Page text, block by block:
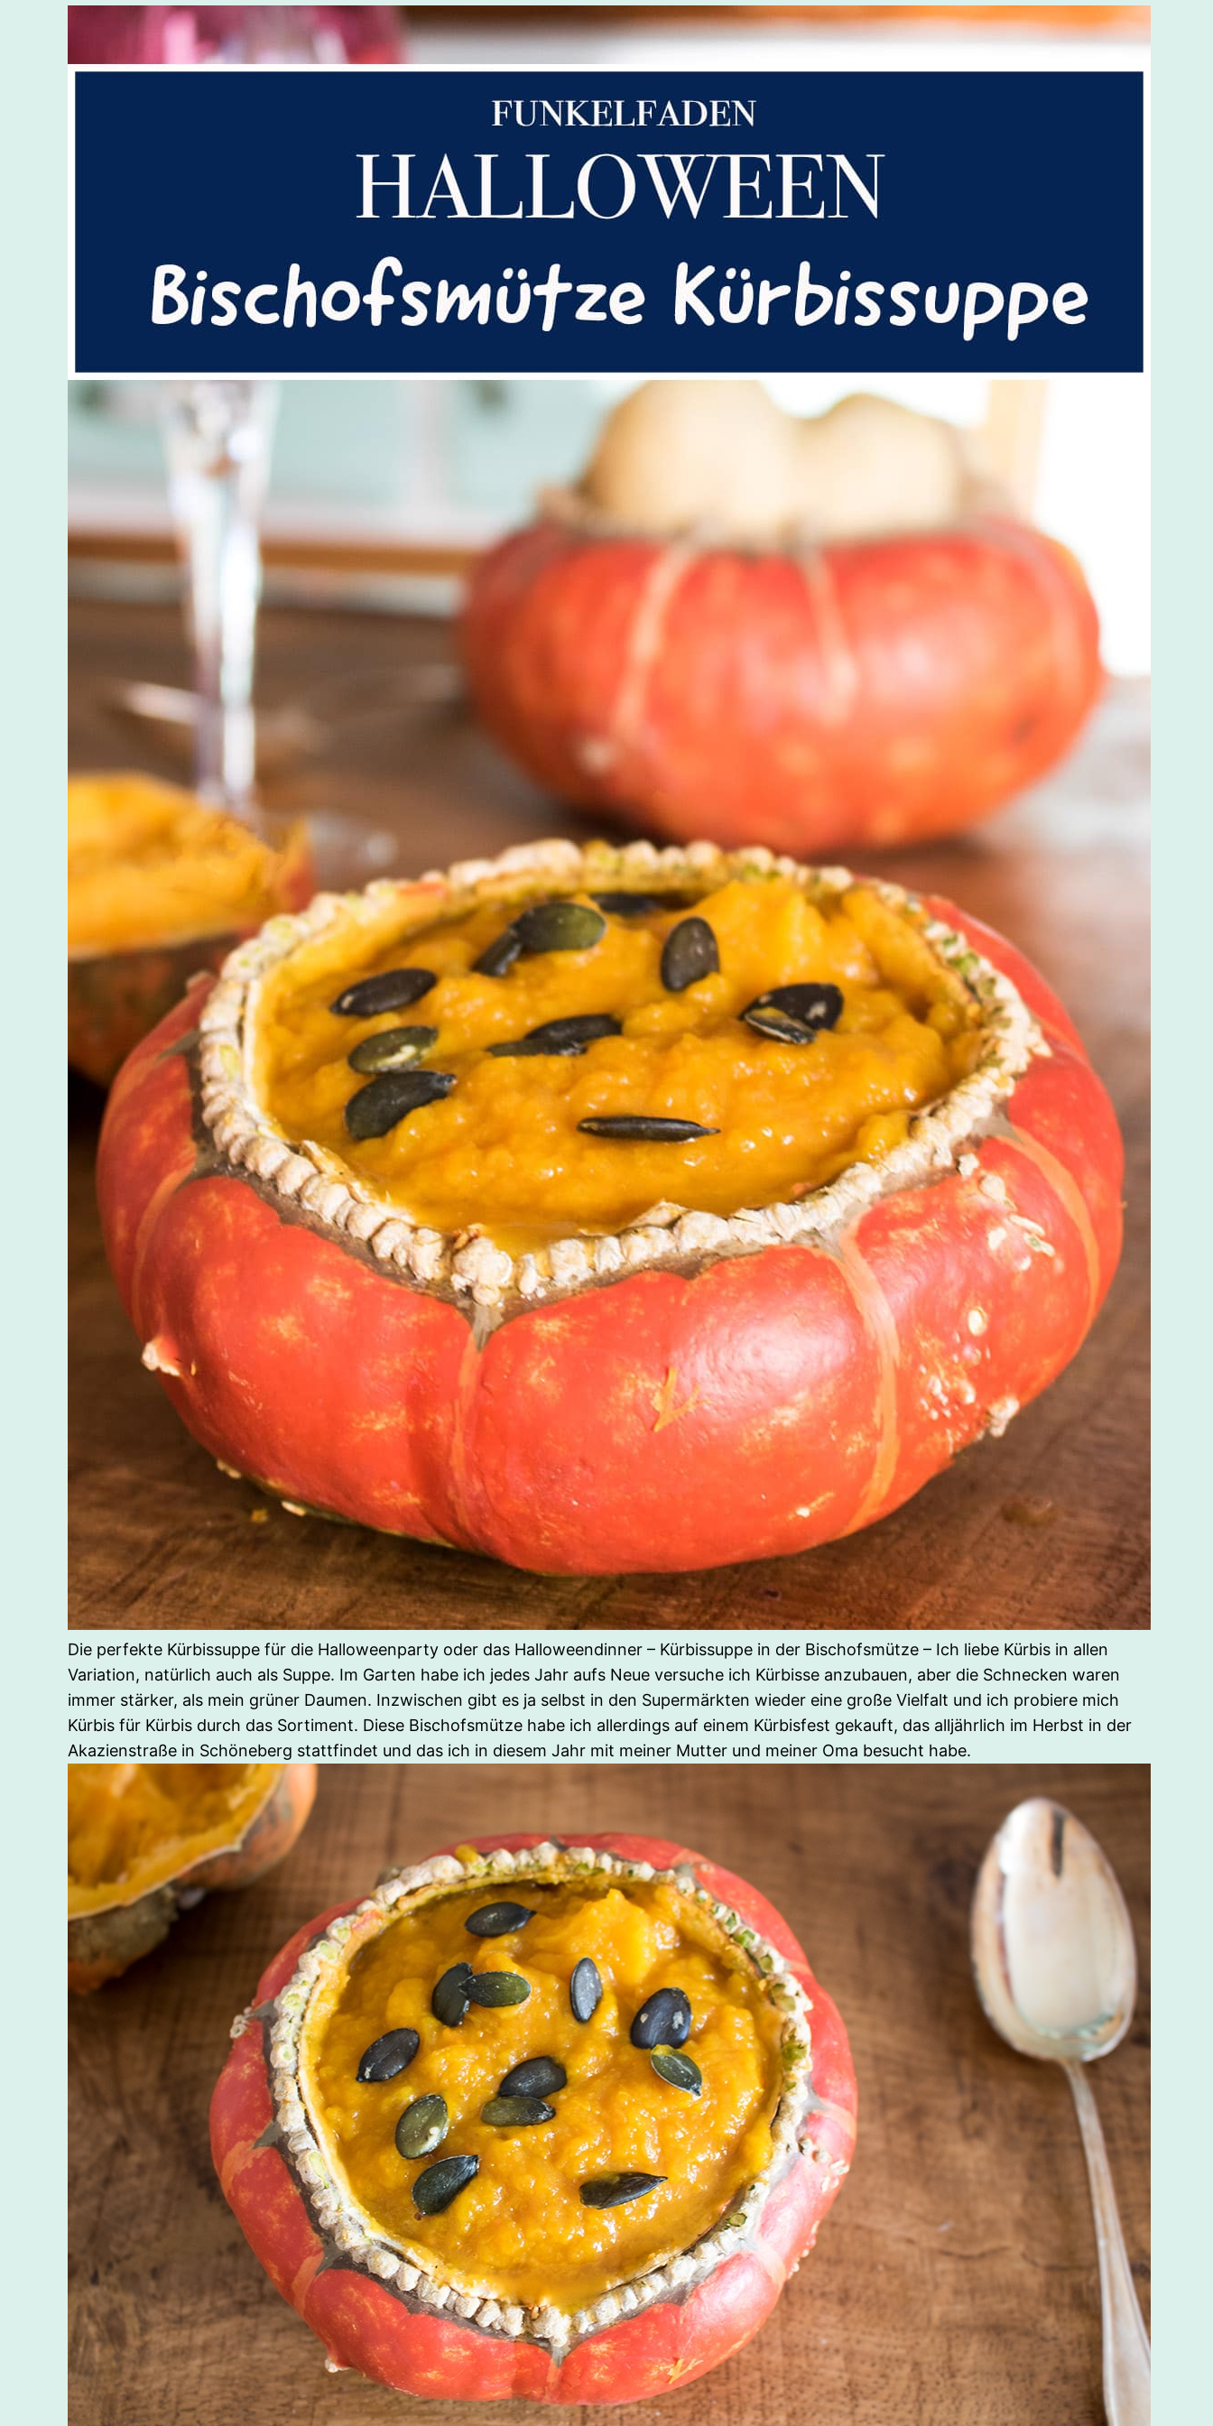
Die perfekte Kürbissuppe für die Halloweenparty oder das Halloweendinner – Kürbissuppe in der Bischofsmütze – Ich liebe Kürbis in allen
Variation, natürlich auch als Suppe. Im Garten habe ich jedes Jahr aufs Neue versuche ich Kürbisse anzubauen, aber die Schnecken waren
immer stärker, als mein grüner Daumen. Inzwischen gibt es ja selbst in den Supermärkten wieder eine große Vielfalt und ich probiere mich
Kürbis für Kürbis durch das Sortiment. Diese Bischofsmütze habe ich allerdings auf einem Kürbisfest gekauft, das alljährlich im Herbst in der
Akazienstraße in Schöneberg stattfindet und das ich in diesem Jahr mit meiner Mutter und meiner Oma besucht habe.